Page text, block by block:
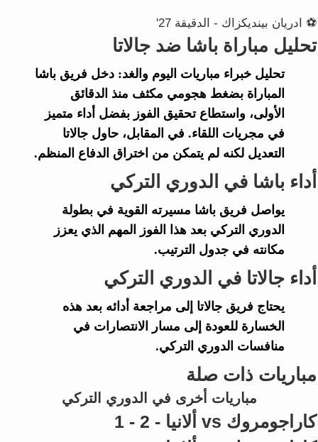
⚽ ادريان بينديكزاك - الدقيقة 27'
تحليل مباراة باشا ضد جالاتا
تحليل خبراء مباريات اليوم والغد: دخل فريقباشا
المباراة بضغط هجومي مكثف منذ الدقائق
الأولى، واستطاع تحقيق الفوز بفضل أداء متميز
في مجريات اللقاء. في المقابل، حاولجالاتا
التعديل لكنه لم يتمكن من اختراق الدفاع المنظم.
أداء باشا في الدوري التركي
يواصل فريقباشا مسيرته القوية في بطولة
الدوري التركي بعد هذا الفوز المهم الذي يعزز
مكانته في جدول الترتيب.
أداء جالاتا في الدوري التركي
يحتاج فريقجالاتا إلى مراجعة أدائه بعد هذه
الخسارة للعودة إلى مسار الانتصارات في
منافسات الدوري التركي.
مباريات ذات صلة
مباريات أخرى في الدوري التركي
كاراجومروك vs ألانيا - 2 - 1